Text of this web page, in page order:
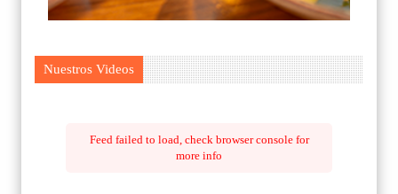
Nuestros Videos
Feed failed to load, check browser console for
more info